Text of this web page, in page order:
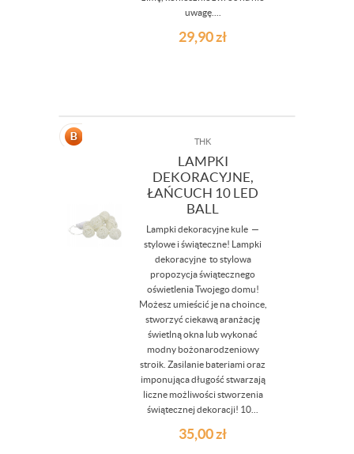
uwagę....
29,90zł
THK
LAMPKI
DEKORACYJNE,
ŁAŃCUCH 10 LED
BALL
Lampki dekoracyjne kule —
stylowe i świąteczne! Lampki
dekoracyjne to stylowa
propozycja świątecznego
oświetlenia Twojego domu!
Możesz umieścić je na choince,
stworzyć ciekawą aranżację
świetlną okna lub wykonać
modny bożonarodzeniowy
stroik. Zasilanie bateriami oraz
imponująca długość stwarzają
liczne możliwości stworzenia
świątecznej dekoracji! 10...
35,00zł